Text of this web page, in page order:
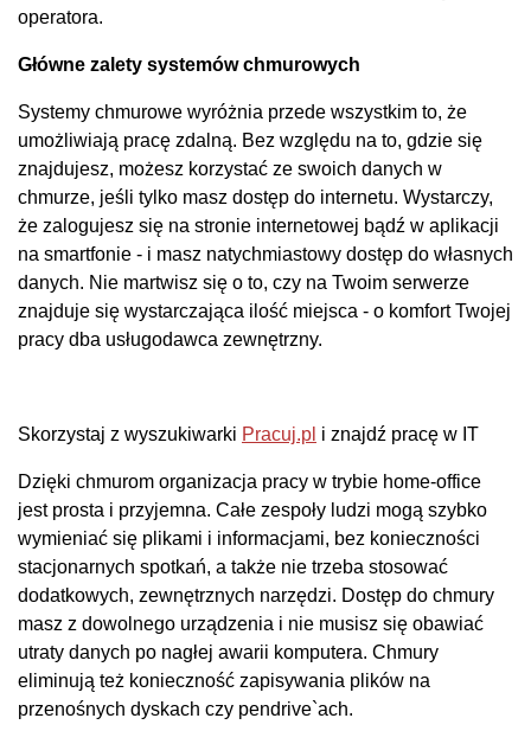
operatora.
Główne zalety systemów chmurowych
Systemy chmurowe wyróżnia przede wszystkim to, że
umożliwiają pracę zdalną. Bez względu na to, gdzie się
znajdujesz, możesz korzystać ze swoich danych w
chmurze, jeśli tylko masz dostęp do internetu. Wystarczy,
że zalogujesz się na stronie internetowej bądź w aplikacji
na smartfonie - i masz natychmiastowy dostęp do własnych
danych. Nie martwisz się o to, czy na Twoim serwerze
znajduje się wystarczająca ilość miejsca - o komfort Twojej
pracy dba usługodawca zewnętrzny.
Skorzystaj z wyszukiwarki Pracuj.pl i znajdź pracę w IT
Dzięki chmurom organizacja pracy w trybie home-office
jest prosta i przyjemna. Całe zespoły ludzi mogą szybko
wymieniać się plikami i informacjami, bez konieczności
stacjonarnych spotkań, a także nie trzeba stosować
dodatkowych, zewnętrznych narzędzi. Dostęp do chmury
masz z dowolnego urządzenia i nie musisz się obawiać
utraty danych po nagłej awarii komputera. Chmury
eliminują też konieczność zapisywania plików na
przenośnych dyskach czy pendrive`ach.